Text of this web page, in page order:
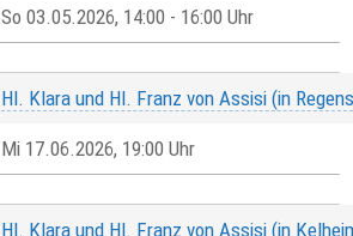
So 03.05.2026, 14:00 - 16:00 Uhr
Hl. Klara und Hl. Franz von Assisi (in
Mi 17.06.2026, 19:00 Uhr
Hl. Klara und Hl. Franz von Assisi (in